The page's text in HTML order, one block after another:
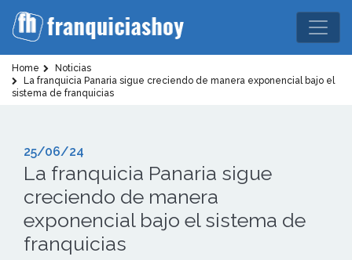
Home
Noticias
La franquicia Panaria sigue creciendo de manera exponencial bajo el
sistema de franquicias
25/06/24
La franquicia Panaria sigue
creciendo de manera
exponencial bajo el sistema de
franquicias